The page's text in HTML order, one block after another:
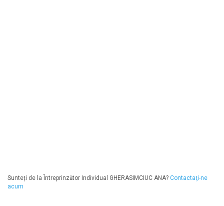
Sunteți de la Întreprinzător Individual GHERASIMCIUC ANA? Contactaţi-ne
acum